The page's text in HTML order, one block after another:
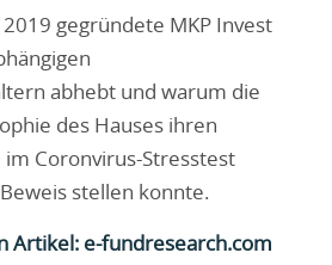
gegründete MKP Invest
abhebt und warum die
des Hauses ihren
Coronvirus-Stresstest
stellen konnte.
Artikel: e-fundresearch.com